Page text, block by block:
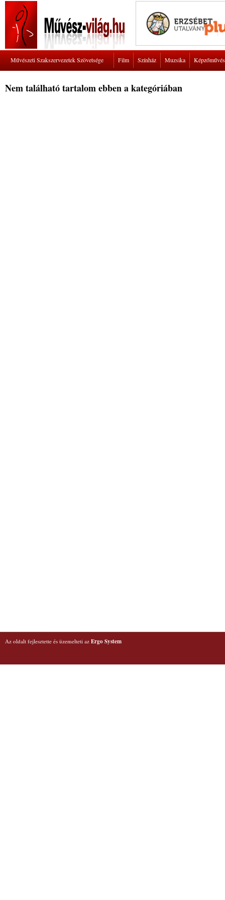
Művészeti Szakszervezetek Szövetsége Film Színház Muzsika
Nem található tartalom ebben a kategóriában
Az oldalt fejlesztette és üzemelteti az Ergo System